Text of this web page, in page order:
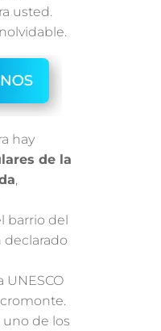
usted.
hay
de la
,
barrio del
declarado
UNESCO
uno de los